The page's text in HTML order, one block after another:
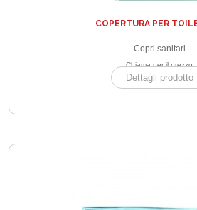
COPERTURA PER
Copri sanitari
Chiama per il prezzo
Dettagli prodotto